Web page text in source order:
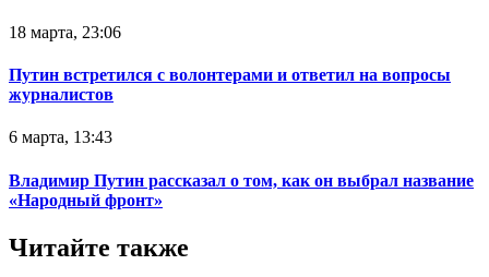
18 марта, 23:06
Путин встретился с волонтерами и ответил на вопросы
журналистов
6 марта, 13:43
Владимир Путин рассказал о том, как он выбрал название
«Народный фронт»
Читайте также